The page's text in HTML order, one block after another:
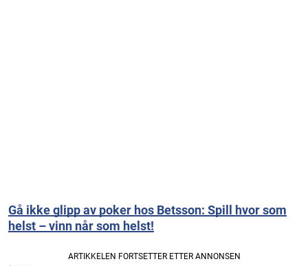
Gå ikke glipp av poker hos Betsson: Spill hvor som
helst – vinn når som helst!